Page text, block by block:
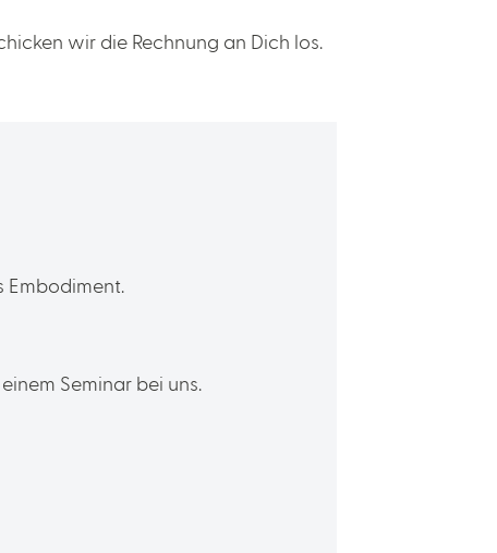
wir die Rechnung an Dich los.
Embodiment.
Seminar bei uns.